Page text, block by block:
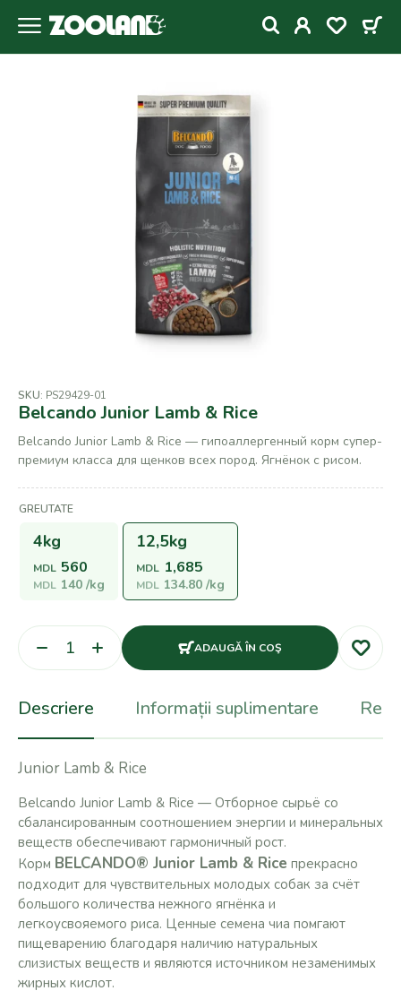
SKU: PS29429-01
Belcando Junior Lamb & Rice
Belcando Junior Lamb & Rice — гипоаллергенный корм супер-
премиум класса для щенков всех пород. Ягнёнок с рисом.
GREUTATE
4kg
MDL 560
MDL 140/kg
12,5kg
MDL 1,685
MDL 134.80/kg
ADAUGĂ ÎN COŞ
Descriere Informații suplimentare
Junior Lamb & Rice
Belcando Junior Lamb & Rice — Отборное сырьё со
сбалансированным соотношением энергии и минеральных
веществ обеспечивают гармоничный рост.
Корм BELCANDO® Junior Lamb & Rice прекрасно
подходит для чувствительных молодых собак за счёт
большого количества нежного ягнёнка и
легкоусвояемого риса. Ценные семена чиа помгают
пищеварению благодаря наличию натуральных
слизистых веществ и являются источником незаменимых
жирных кислот.